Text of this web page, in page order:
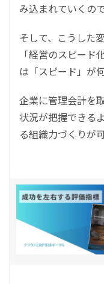
み込まれていくので
そして、こうした
「経営のスピード
は「スピード」が
企業に管理会計を
状況が把握できる
る組織力づくりが